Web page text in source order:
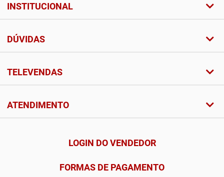
INSTITUCIONAL
DÚVIDAS
TELEVENDAS
ATENDIMENTO
LOGIN DO VENDEDOR
FORMAS DE PAGAMENTO